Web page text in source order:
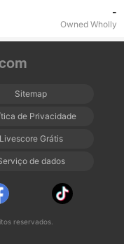
-
Owned Wholly
Sitemap
de Privacidade
Livescore Grátis
de dados
reservados.